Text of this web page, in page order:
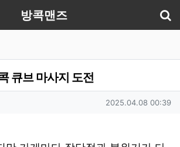
방콕맨즈
큐브 마사지 도전
작성일
2025.04.08 00:39